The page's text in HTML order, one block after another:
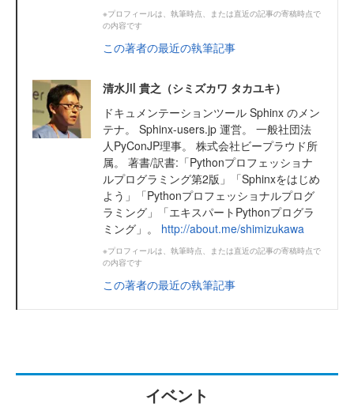
※プロフィールは、執筆時点、または直近の記事の寄稿時点で
の内容です
この著者の最近の執筆記事
清水川 貴之（シミズカワ タカユキ）
ドキュメンテーションツール Sphinx のメン
テナ。 Sphinx-users.jp 運営。 一般社団法
人PyConJP理事。 株式会社ビープラウド所
属。 著書/訳書:「Pythonプロフェッショナ
ルプログラミング第2版」「Sphinxをはじめ
よう」「Pythonプロフェッショナルプログ
ラミング」「エキスパートPythonプログラ
ミング」。 http://about.me/shimizukawa
※プロフィールは、執筆時点、または直近の記事の寄稿時点で
の内容です
この著者の最近の執筆記事
イベント